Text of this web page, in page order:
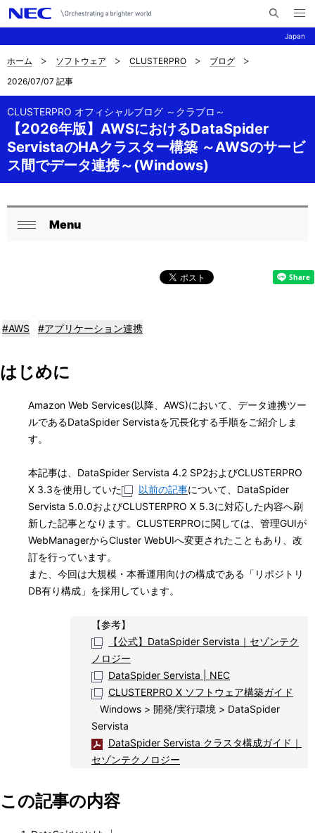
Japan
イ
メ
ニ
ュ
ナ
ビ
ゲ
シ
サ
ト
内
の
在
表
し
ホーム ソフトウェア CLUSTERPRO
ブログ
2026/07/07 記事
【2026年版】AWSにおけるDataSpider
ServistaのHAクラスター構築 ～AWSのサービ
ス間でデータ連携～(Windows)
CLUSTERPRO オフィシャルブログ ～クラブロ～
ロ
ナ
ビ
Menu
#AWS #アプリケーション連携
はじめに
Amazon Web Services(以降、AWS)において、データ連携ツー
ルであるDataSpider Servistaを冗長化する手順をご紹介しま
す。
本記事は、DataSpider Servista 4.2 SP2およびCLUSTERPRO
X 3.3を使用していた
以前の記事について、DataSpider
Servista 5.0.0およびCLUSTERPRO X 5.3に対応した内容へ刷
新した記事となります。CLUSTERPROに関しては、管理GUIが
WebManagerからCluster WebUIへ変更されたこともあり、改
訂を行っています。
また、今回は大規模・本番運用向けの構成である「リポジトリ
DB有り構成」を採用しています。
【参考】
【公式】DataSpider Servista｜セゾンテク
ノロジー
DataSpider Servista | NEC
CLUSTERPRO X ソフトウェア構築ガイド
Windows > 開発/実行環境 > DataSpider
Servista
DataSpider Servista クラスタ構成ガイド｜
セゾンテクノロジー
この記事の内容